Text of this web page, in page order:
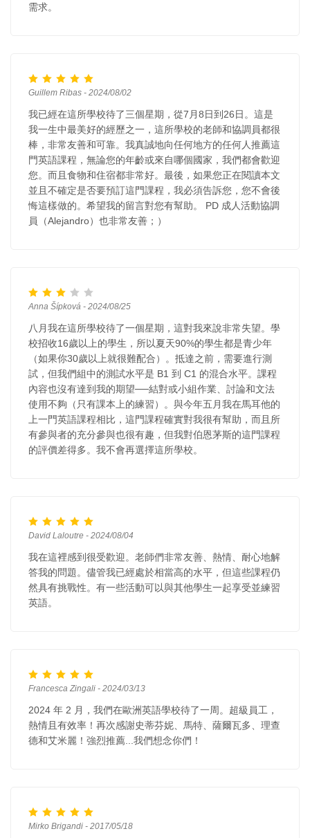
需求。
Guillem Ribas - 2024/08/02
我已經在這所學校待了三個星期，從7月8日到26日。這是
我一生中最美好的經歷之一，這所學校的老師和協調員都很
棒，非常友善和可靠。我真誠地向任何地方的任何人推薦這
門英語課程，無論您的年齡或來自哪個國家，我們都會歡迎
您。而且食物和住宿都非常好。最後，如果您正在閱讀本文
並且不確定是否要預訂這門課程，我必須告訴您，您不會後
悔這樣做的。希望我的留言對您有幫助。 PD 成人活動協調
員（Alejandro）也非常友善；）
Anna Šípková - 2024/08/25
八月我在這所學校待了一個星期，這對我來說非常失望。學
校招收16歲以上的學生，所以夏天90%的學生都是青少年
（如果你30歲以上就很難配合）。抵達之前，需要進行測
試，但我們組中的測試水平是 B1 到 C1 的混合水平。課程
內容也沒有達到我的期望──結對或小組作業、討論和文法
使用不夠（只有課本上的練習）。與今年五月我在馬耳他的
上一門英語課程相比，這門課程確實對我很有幫助，而且所
有參與者的充分參與也很有趣，但我對伯恩茅斯的這門課程
的評價差得多。我不會再選擇這所學校。
David Laloutre - 2024/08/04
我在這裡感到很受歡迎。老師們非常友善、熱情、耐心地解
答我的問題。儘管我已經處於相當高的水平，但這些課程仍
然具有挑戰性。有一些活動可以與其他學生一起享受並練習
英語。
Francesca Zingali - 2024/03/13
2024 年 2 月，我們在歐洲英語學校待了一周。超級員工，
熱情且有效率！再次感謝史蒂芬妮、馬特、薩爾瓦多、理查
德和艾米麗！強烈推薦...我們想念你們！
Mirko Brigandi - 2017/05/18